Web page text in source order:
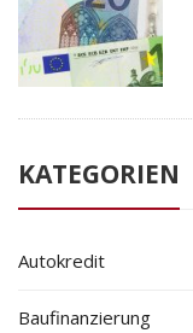
KATEGORIEN
Autokredit
Baufinanzierung